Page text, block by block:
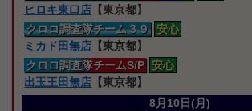
ヒロキ東口店 【東京都】
クロロ調査隊チーム３９ 安心
ミカド田無店 【東京都】
クロロ調査隊チームS/P 安心
出玉王田無店 【東京都】
8月10日(月)